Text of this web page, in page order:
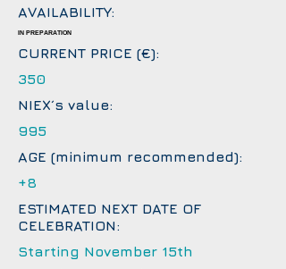
AVAILABILITY:
IN PREPARATION
CURRENT PRICE (€):
350
NIEX´s value:
995
AGE (minimum recommended):
+8
ESTIMATED NEXT DATE OF
CELEBRATION:
Starting November 15th